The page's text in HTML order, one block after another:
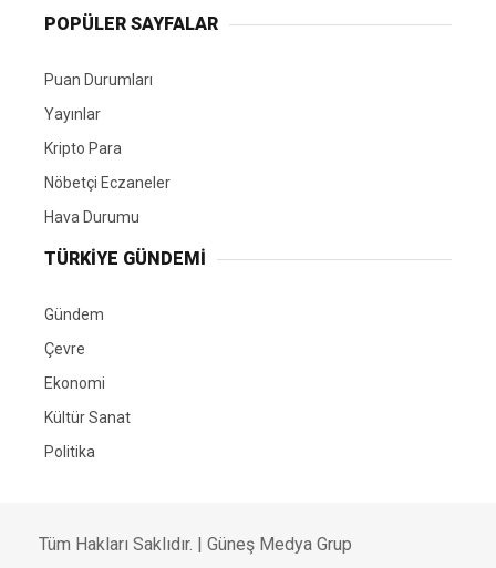
POPÜLER SAYFALAR
Puan Durumları
Yayınlar
Kripto Para
Nöbetçi Eczaneler
Hava Durumu
TÜRKIYE GÜNDEMI
Gündem
Çevre
Ekonomi
Kültür Sanat
Politika
Tüm Hakları Saklıdır. | Güneş Medya Grup